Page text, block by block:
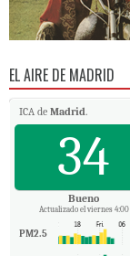
EL AIRE DE MADRID
ICA de Madrid.
34
Bueno
Actualizado el viernes 4:00
PM2.5